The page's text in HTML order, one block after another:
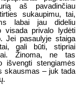
aš pavadinčiau
sukaupimu, tai,
labai jau dideliu
visada privalo lydėti
Jei pasaulyje staiga
gali būti, stipriai
Žinoma, ne tas
išvengti stengiamės
skausmas – juk tada